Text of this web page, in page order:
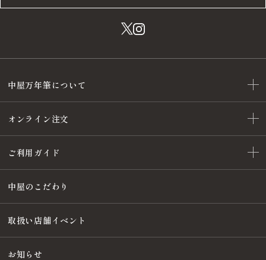
中屋万年筆について
オンライン注文
ご利用ガイド
中屋のこだわり
取扱い店舗イベント
お知らせ